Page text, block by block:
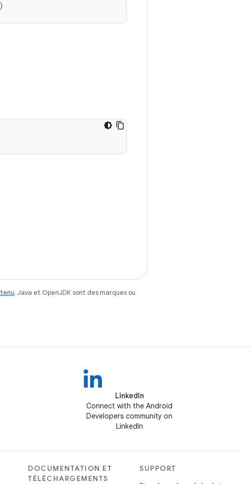
. Java et OpenJDK sont des marques ou
LinkedIn
Connect with the Android
Developers community on
LinkedIn
DOCUMENTATION ET
TÉLÉCHARGEMENTS
SUPPORT